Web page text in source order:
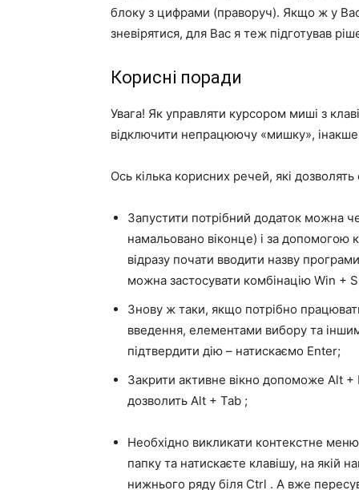
блоку з цифрами (праворуч). Якщо ж у
зневірятися, для Вас я теж підготував
Корисні поради
Увага! Як управляти курсором миші з
відключити непрацюючу «мишку»,
Ось кілька корисних речей, які
Запустити потрібний додаток можна
намальовано віконце) і за допомогою
відразу почати вводити назву
можна застосувати комбінацію Win +
Знову ж таки, якщо потрібно
введення, елементами вибору та
підтвердити дію – натискаємо Enter;
Закрити активне вікно допоможе Alt +
дозволить Alt + Tab ;
Необхідно викликати контекстне
папку та натискаєте клавішу, на якій
нижнього ряду біля Ctrl . А вже